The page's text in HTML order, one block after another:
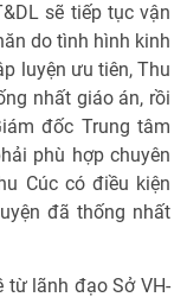
sẽ tiếp tục vận
do tình hình kinh
luyện ưu tiên, Thu
nhất giáo án, rồi
đốc Trung tâm
phù hợp chuyên
Cúc có điều kiện
đã thống nhất
từ lãnh đạo Sở VH-